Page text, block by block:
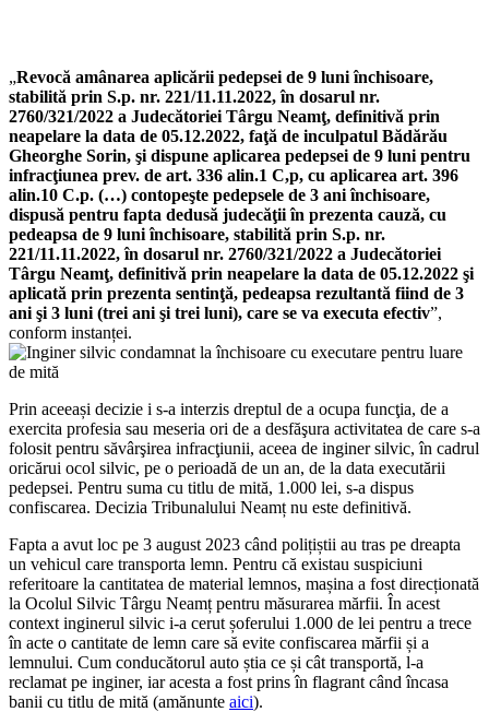
„Revocă amânarea aplicării pedepsei de 9 luni închisoare,
stabilită prin S.p. nr. 221/11.11.2022, în dosarul nr.
2760/321/2022 a Judecătoriei Târgu Neamţ, definitivă prin
neapelare la data de 05.12.2022, faţă de inculpatul Bădărău
Gheorghe Sorin, şi dispune aplicarea pedepsei de 9 luni pentru
infracţiunea prev. de art. 336 alin.1 C,p, cu aplicarea art. 396
alin.10 C.p. (…) contopeşte pedepsele de 3 ani închisoare,
dispusă pentru fapta dedusă judecăţii în prezenta cauză, cu
pedeapsa de 9 luni închisoare, stabilită prin S.p. nr.
221/11.11.2022, în dosarul nr. 2760/321/2022 a Judecătoriei
Târgu Neamţ, definitivă prin neapelare la data de 05.12.2022 şi
aplicată prin prezenta sentinţă, pedeapsa rezultantă fiind de 3
ani şi 3 luni (trei ani şi trei luni), care se va executa efectiv”,
conform instanței.
Prin aceeași decizie i s-a interzis dreptul de a ocupa funcţia, de a
exercita profesia sau meseria ori de a desfăşura activitatea de care s-a
folosit pentru săvârşirea infracţiunii, aceea de inginer silvic, în cadrul
oricărui ocol silvic, pe o perioadă de un an, de la data executării
pedepsei. Pentru suma cu titlu de mită, 1.000 lei, s-a dispus
confiscarea. Decizia Tribunalului Neamț nu este definitivă.
Fapta a avut loc pe 3 august 2023 când polițiștii au tras pe dreapta
un vehicul care transporta lemn. Pentru că existau suspiciuni
referitoare la cantitatea de material lemnos, mașina a fost direcționată
la Ocolul Silvic Târgu Neamț pentru măsurarea mărfii. În acest
context inginerul silvic i-a cerut șoferului 1.000 de lei pentru a trece
în acte o cantitate de lemn care să evite confiscarea mărfii și a
lemnului. Cum conducătorul auto știa ce și cât transportă, l-a
reclamat pe inginer, iar acesta a fost prins în flagrant când încasa
banii cu titlu de mită (amănunte aici).